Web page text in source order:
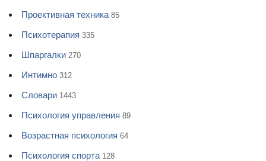
Проективная техника 85
Психотерапия 335
Шпаргалки 270
Интимно 312
Словари 1443
Психология управления 89
Возрастная психология 64
Психология спорта 128